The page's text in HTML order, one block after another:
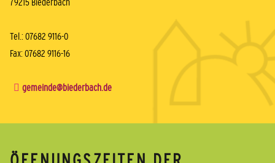
Tel.: 07682 9116-0
Fax: 07682 9116-16
gemeinde@biederbach.de